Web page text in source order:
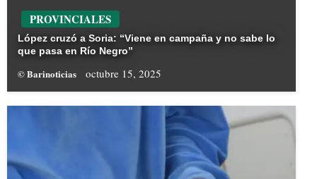
PROVINCIALES
López cruzó a Soria: “Viene en campaña y no sabe lo
que pasa en Río Negro”
© Barinoticias octubre 15, 2025